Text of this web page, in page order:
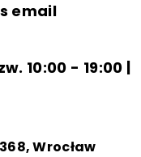
email
10:00 - 19:00 |
Wrocław